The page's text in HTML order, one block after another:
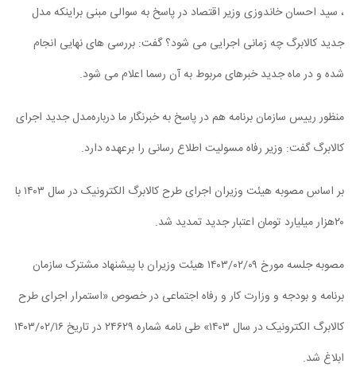
، سید احسان خاندوزی وزیر اقتصاد در پاسخ به سوالی مبنی براینکه مدل
جدید کالابرگ چه زمانی اجرایی می شود؟ گفت: بررسی های نهایی انجام
شده و در ماه جدید خبرهای مربوط به آن رسما اعلام می شود.
منظور رییس سازمان برنامه هم در پاسخ به خبرنگار ما درباره‌مدل جدید اجرای
کالابرگ گفت: وزیر رفاه مسولیت اطلاع رسانی را برعهده دارد.
بر اساس مصوبه هیئت وزیران اجرای طرح کالابرگ الکترونیک در سال ۱۴۰۳ با
۲۰هزار میلیارد تومان اعتبار جدید تمدید شد.
مصوبه جلسه مورخ ۱۴۰۳/۰۲/۰۹ هیئت وزیران با پیشنهاد مشترک سازمان
برنامه و بودجه و وزارت کار و رفاه اجتماعی در خصوص «استمرار اجرای طرح
کالابرگ الکترونیک در سال ۱۴۰۳» طی نامه شماره ۲۴۶۲۹ در تاریخ ۱۴۰۳/۰۲/۱۶
ابلاغ شد.